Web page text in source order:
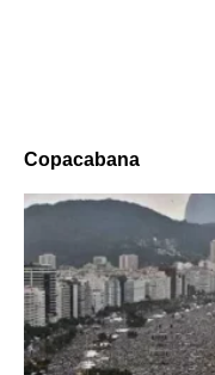
Copacabana